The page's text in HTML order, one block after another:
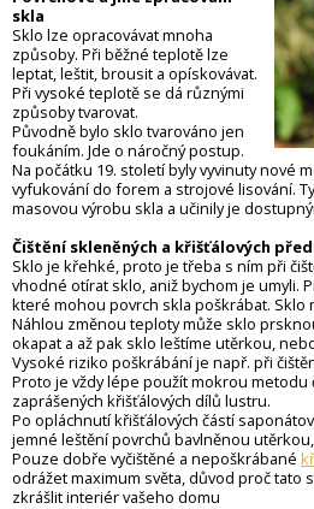
skla
Sklo lze opracovávat mnoha
způsoby. Při běžné teplotě lze
leptat, leštit, brousit a opískovávat.
Při vysoké teplotě se dá různými
způsoby tvarovat.
Původně bylo sklo tvarováno jen
foukáním. Jde o náročný postup.
Na počátku 19. století byly vyvinuty nové
vyfukování do forem a strojové lisování.
masovou výrobu skla a učinily je
Čištění skleněných a křišťálových
Sklo je křehké, proto je třeba s ním při
vhodné otírat sklo, aniž bychom je umyli.
které mohou povrch skla poškrábat. Sklo
Náhlou změnou teploty může sklo
okapat a až pak sklo leštíme utěrkou,
Vysoké riziko poškrábání je např. při
Proto je vždy lépe použít mokrou
zaprášených křišťálových dílů lustru.
Po opláchnutí křišťálových částí
jemné leštění povrchů bavlněnou
Pouze dobře vyčištěné a nepoškrábané
odrážet maximum světa, důvod proč tato
zkrášlit interiér vašeho domu